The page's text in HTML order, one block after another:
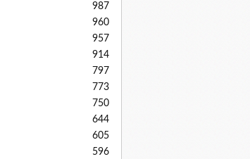
987
960
957
914
797
773
750
644
605
596